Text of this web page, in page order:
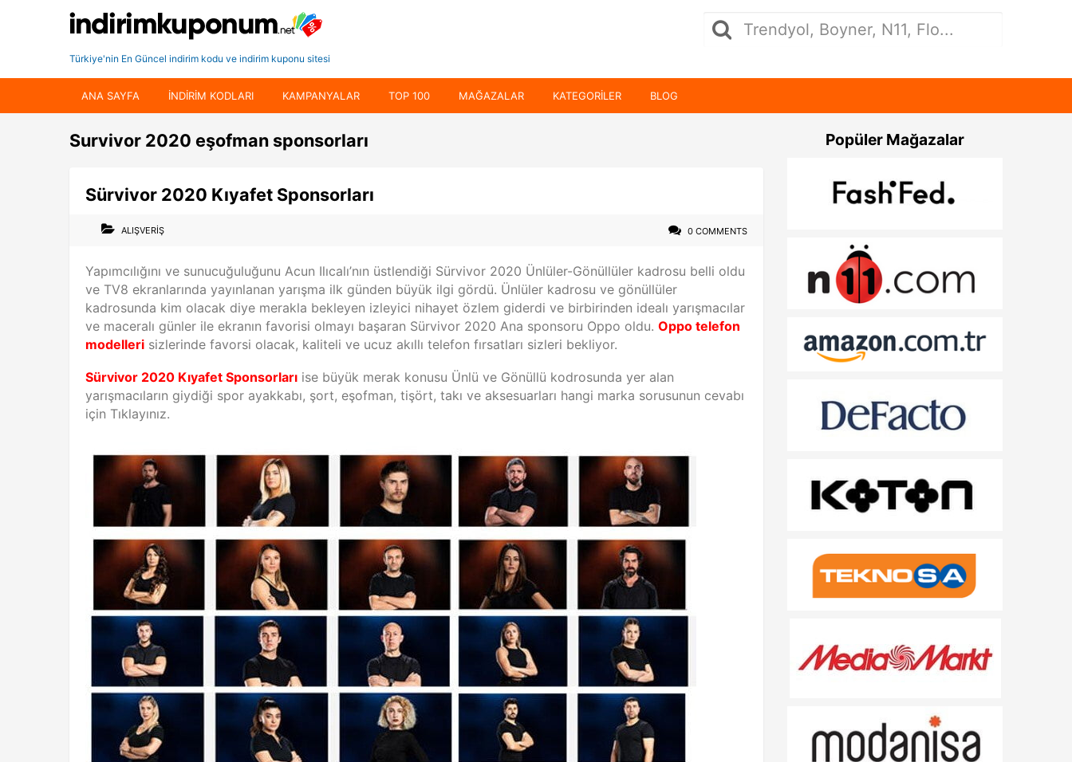
Türkiye'nin En Güncel indirim kodu ve indirim kuponu sitesi
ANA SAYFA INDIRIM KODLARI KAMPANYALAR TOP 100 MAĞAZALAR KATEGORILER BLOG
Survivor 2020 eşofman sponsorları
Sürvivor 2020 Kıyafet Sponsorları
ALIŞVERIŞ 0 COMMENTS
Yapımcılığını ve sunucuğuluğunu Acun Ilıcalı’nın üstlendiği Sürvivor 2020 Ünlüler-Gönüllüler kadrosu belli oldu
ve TV8 ekranlarında yayınlanan yarışma ilk günden büyük ilgi gördü. Ünlüler kadrosu ve gönüllüler
kadrosunda kim olacak diye merakla bekleyen izleyici nihayet özlem giderdi ve birbirinden idealı yarışmacılar
ve maceralı günler ile ekranın favorisi olmayı başaran Sürvivor 2020 Ana sponsoru Oppo oldu. Oppo telefon
modelleri sizlerinde favorsi olacak, kaliteli ve ucuz akıllı telefon fırsatları sizleri bekliyor.
Sürvivor 2020 Kıyafet Sponsorları ise büyük merak konusu Ünlü ve Gönüllü kodrosunda yer alan
yarışmacıların giydiği spor ayakkabı, şort, eşofman, tişört, takı ve aksesuarları hangi marka sorusunun cevabı
için Tıklayınız.
Popüler Mağazalar